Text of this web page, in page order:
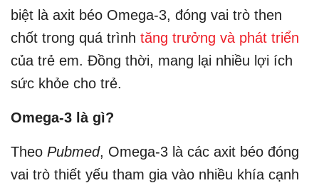
biệt là axit béo Omega-3, đóng vai trò then
chốt trong quá trình tăng trưởng và phát triển
của trẻ em. Đồng thời, mang lại nhiều lợi ích
sức khỏe cho trẻ.
Omega-3 là gì?
Theo Pubmed, Omega-3 là các axit béo đóng
vai trò thiết yếu tham gia vào nhiều khía cạnh